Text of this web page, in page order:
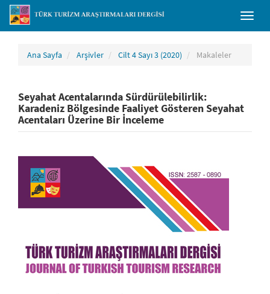
##plugins.themes.bootstrap3.accessible_menu.main_navigation##
##plugins.themes.bootstrap3.accessible_menu.main_content##
##plugins.themes.bootstrap3.accessible_menu.sidebar##
Toggle
Ana Sayfa Arşivler Cilt 4 Sayı 3 (2020) Makaleler
Seyahat Acentalarında Sürdürülebilirlik:
Karadeniz Bölgesinde Faaliyet Gösteren Seyahat
Acentaları Üzerine Bir İnceleme